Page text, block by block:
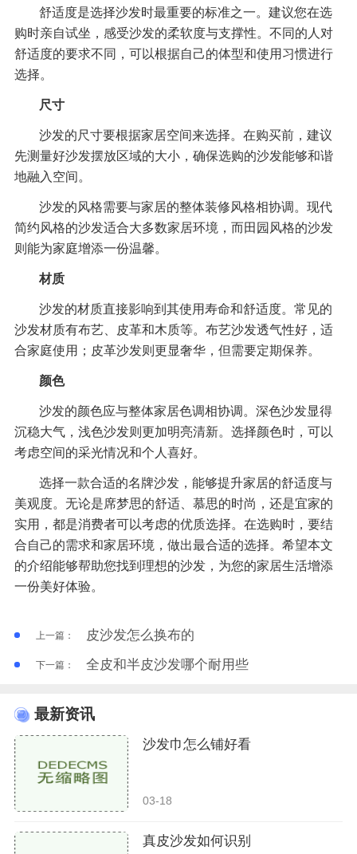
舒适度是选择沙发时最重要的标准之一。建议您在选
购时亲自试坐，感受沙发的柔软度与支撑性。不同的人对
舒适度的要求不同，可以根据自己的体型和使用习惯进行
选择。
尺寸
沙发的尺寸要根据家居空间来选择。在购买前，建议
先测量好沙发摆放区域的大小，确保选购的沙发能够和谐
地融入空间。
沙发的风格需要与家居的整体装修风格相协调。现代
简约风格的沙发适合大多数家居环境，而田园风格的沙发
则能为家庭增添一份温馨。
材质
沙发的材质直接影响到其使用寿命和舒适度。常见的
沙发材质有布艺、皮革和木质等。布艺沙发透气性好，适
合家庭使用；皮革沙发则更显奢华，但需要定期保养。
颜色
沙发的颜色应与整体家居色调相协调。深色沙发显得
沉稳大气，浅色沙发则更加明亮清新。选择颜色时，可以
考虑空间的采光情况和个人喜好。
选择一款合适的名牌沙发，能够提升家居的舒适度与
美观度。无论是席梦思的舒适、慕思的时尚，还是宜家的
实用，都是消费者可以考虑的优质选择。在选购时，要结
合自己的需求和家居环境，做出最合适的选择。希望本文
的介绍能够帮助您找到理想的沙发，为您的家居生活增添
一份美好体验。
上一篇： 皮沙发怎么换布的
下一篇： 全皮和半皮沙发哪个耐用些
最新资讯
沙发巾怎么铺好看
03-18
真皮沙发如何识别